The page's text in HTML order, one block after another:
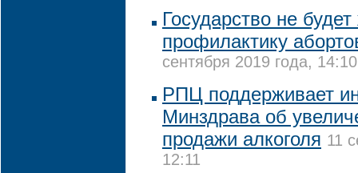
Государство не
профилактику
сентября 2019 года, 14:10
РПЦ поддерживает
Минздрава об
продажи алкоголя 11
12:11